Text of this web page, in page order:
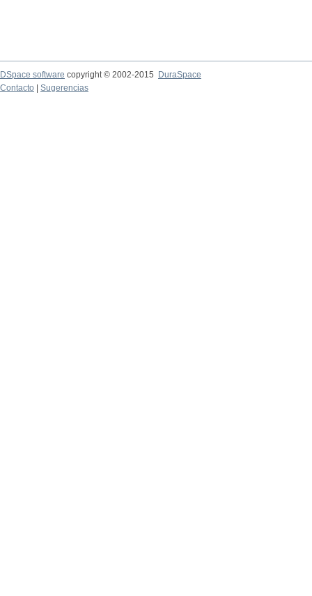
DSpace software copyright © 2002-2015
DuraSpace
Contacto
Sugerencias